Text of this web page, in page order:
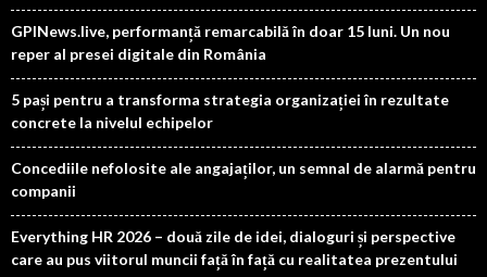
GPINews.live, performanță remarcabilă în doar 15 luni. Un nou
reper al presei digitale din România
5 pași pentru a transforma strategia organizației în rezultate
concrete la nivelul echipelor
Concediile nefolosite ale angajaților, un semnal de alarmă pentru
companii
Everything HR 2026 – două zile de idei, dialoguri și perspective
care au pus viitorul muncii față în față cu realitatea prezentului